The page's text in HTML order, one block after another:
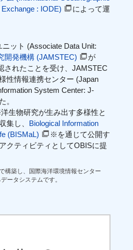
: IODE)
によって運
ット (Associate Data Unit:
開発機構 (JAMSTEC)
が
されたことを受け、JAMSTEC
性情報連携センター (Japan
System Center: J-
。
生物研究が生み出す多様性と
集し、 Biological Information
(BISMaL)
※を通じて公開す
クティビティとしてOBISに提
構築し、国際海洋環境情報センター
ータシステムです。